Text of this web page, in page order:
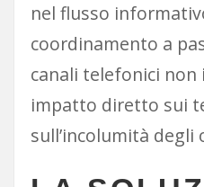
nel flusso
coordinamento a
canali telefonici
impatto diretto sui
sull’incolumità degli